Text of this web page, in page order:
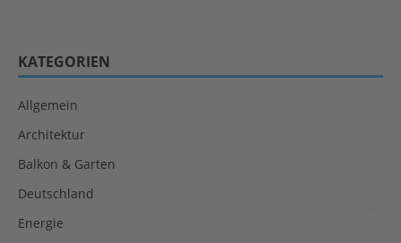
KATEGORIEN
Allgemein
Architektur
Balkon & Garten
Deutschland
Energie